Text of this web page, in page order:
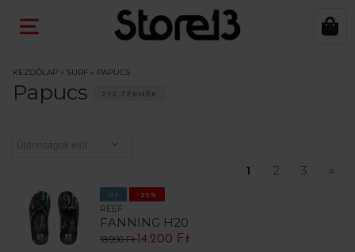
KEZDŐLAP » SURF » PAPUCS
Papucs 212 TERMÉK
1 2 3 »
ÚJ -25%
REEF
FANNING H20
18.990 Ft 14.200 Ft